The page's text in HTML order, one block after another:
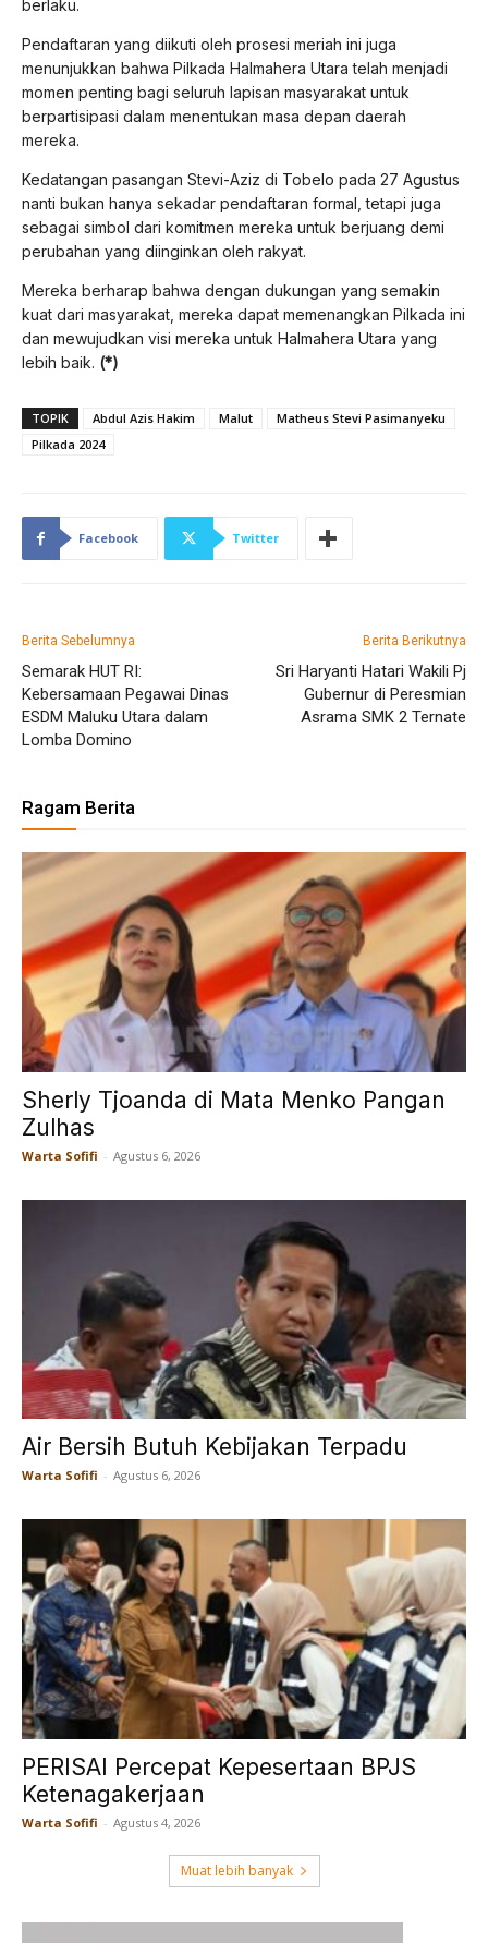
berlaku.
Pendaftaran yang diikuti oleh prosesi meriah ini juga
menunjukkan bahwa Pilkada Halmahera Utara telah menjadi
momen penting bagi seluruh lapisan masyarakat untuk
berpartisipasi dalam menentukan masa depan daerah
mereka.
Kedatangan pasangan Stevi-Aziz di Tobelo pada 27 Agustus
nanti bukan hanya sekadar pendaftaran formal, tetapi juga
sebagai simbol dari komitmen mereka untuk berjuang demi
perubahan yang diinginkan oleh rakyat.
Mereka berharap bahwa dengan dukungan yang semakin
kuat dari masyarakat, mereka dapat memenangkan Pilkada ini
dan mewujudkan visi mereka untuk Halmahera Utara yang
lebih baik. (*)
TOPIK Abdul Azis Hakim Malut
Matheus Stevi Pasimanyeku
Pilkada 2024
Facebook Twitter
Berita Sebelumnya
Semarak HUT RI:
Kebersamaan Pegawai Dinas
ESDM Maluku Utara dalam
Lomba Domino
Berita Berikutnya
Sri Haryanti Hatari Wakili Pj
Gubernur di Peresmian
Asrama SMK 2 Ternate
Ragam Berita
Sherly Tjoanda di Mata Menko Pangan
Zulhas
Warta Sofifi - Agustus 6, 2026
Air Bersih Butuh Kebijakan Terpadu
Warta Sofifi - Agustus 6, 2026
PERISAI Percepat Kepesertaan BPJS
Ketenagakerjaan
Warta Sofifi - Agustus 4, 2026
Muat lebih banyak